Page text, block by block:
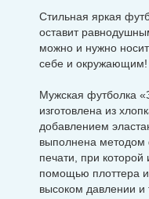
Стильная яркая
оставит
можно и нужно
себе и окружающим!
Мужская футболка
изготовлена из
добавлением
выполнена методом
печати, при
помощью плоттера
высоком давлении и